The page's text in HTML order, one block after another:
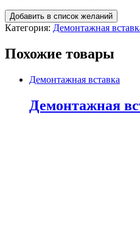
Добавить в список желаний
Категория: Демонтажная
Похожие товары
Демонтажная вставка
Демонтажная